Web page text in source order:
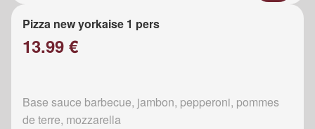
Pizza new yorkaise 1 pers
13.99 €
Base sauce barbecue, jambon, pepperoni, pommes
de terre, mozzarella